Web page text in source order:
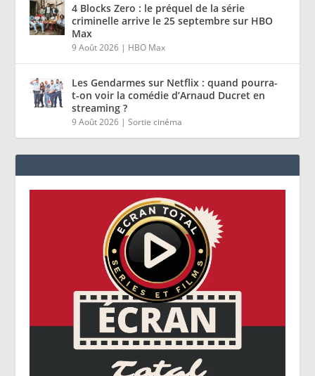
4 Blocks Zero : le préquel de la série
criminelle arrive le 25 septembre sur HBO
Max
9 Août 2026 | HBO Max
Les Gendarmes sur Netflix : quand pourra-
t-on voir la comédie d’Arnaud Ducret en
streaming ?
9 Août 2026 |Sortie cinéma